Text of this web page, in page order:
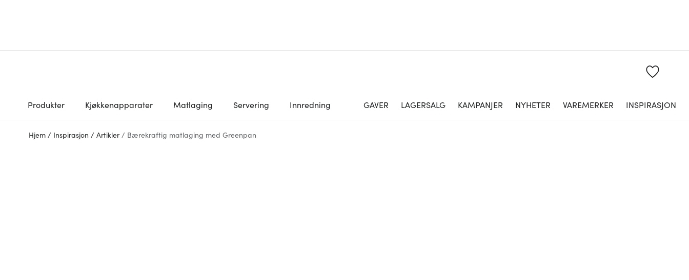
Produkter Kjøkkenapparater Matlaging Servering Innredning GAVER LAGERSALG KAMPANJER NYHETER VAREMERKER INSPIRASJON
Hjem / Inspirasjon / Artikler / Bærekraftig matlaging med Greenpan